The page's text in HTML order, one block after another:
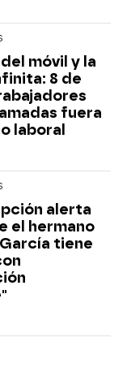
móvil y la
8 de
fuera
laboral
alerta
el hermano
tiene